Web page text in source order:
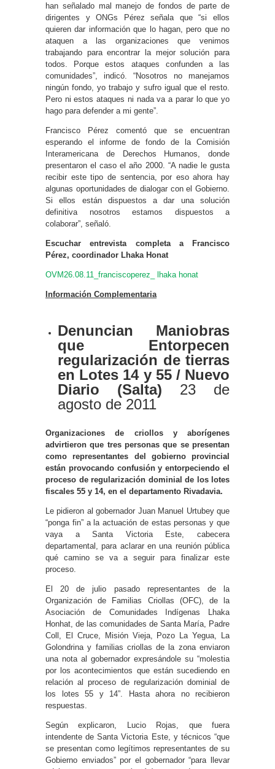
han señalado mal manejo de fondos de parte de
dirigentes y ONGs Pérez señala que “si ellos
quieren dar información que lo hagan, pero que no
ataquen a las organizaciones que venimos
trabajando para encontrar la mejor solución para
todos. Porque estos ataques confunden a las
comunidades”, indicó. “Nosotros no manejamos
ningún fondo, yo trabajo y sufro igual que el resto.
Pero ni estos ataques ni nada va a parar lo que yo
hago para defender a mi gente”.
Francisco Pérez comentó que se encuentran
esperando el informe de fondo de la Comisión
Interamericana de Derechos Humanos, donde
presentaron el caso el año 2000. “A nadie le gusta
recibir este tipo de sentencia, por eso ahora hay
algunas oportunidades de dialogar con el Gobierno.
Si ellos están dispuestos a dar una solución
definitiva nosotros estamos dispuestos a
colaborar”, señaló.
Escuchar entrevista completa a Francisco
Pérez, coordinador Lhaka Honat
OVM26.08.11_franciscoperez_ lhaka honat
Información Complementaria
Denuncian Maniobras
que Entorpecen
regularización de tierras
en Lotes 14 y 55 / Nuevo
Diario (Salta) 23 de
agosto de 2011
Organizaciones de criollos y aborígenes
advirtieron que tres personas que se presentan
como representantes del gobierno provincial
están provocando confusión y entorpeciendo el
proceso de regularización dominial de los lotes
fiscales 55 y 14, en el departamento Rivadavia.
Le pidieron al gobernador Juan Manuel Urtubey que
“ponga fin” a la actuación de estas personas y que
vaya a Santa Victoria Este, cabecera
departamental, para aclarar en una reunión pública
qué camino se va a seguir para finalizar este
proceso.
El 20 de julio pasado representantes de la
Organización de Familias Criollas (OFC), de la
Asociación de Comunidades Indígenas Lhaka
Honhat, de las comunidades de Santa María, Padre
Coll, El Cruce, Misión Vieja, Pozo La Yegua, La
Golondrina y familias criollas de la zona enviaron
una nota al gobernador expresándole su “molestia
por los acontecimientos que están sucediendo en
relación al proceso de regularización dominial de
los lotes 55 y 14”. Hasta ahora no recibieron
respuestas.
Según explicaron, Lucio Rojas, que fuera
intendente de Santa Victoria Este, y técnicos “que
se presentan como legítimos representantes de su
Gobierno enviados” por el gobernador “para llevar